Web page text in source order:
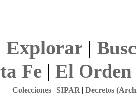
Explorar |
Fe| El Orden
Colecciones| SIPAR | Decretos